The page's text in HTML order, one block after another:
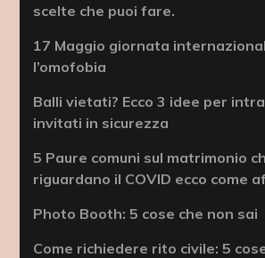
scelte che puoi fare.
17 Maggio giornata
l’omofobia
Balli vietati? Ecco 3 idee per
invitati in sicurezza
5 Paure comuni sul matrimonio
riguardano il COVID ecco come
Photo Booth: 5 cose che non sai
Come richiedere rito civile: 5